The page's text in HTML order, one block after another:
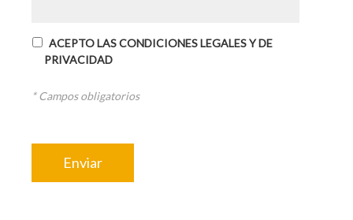
ACEPTO LAS CONDICIONES LEGALES Y DE
PRIVACIDAD
* Campos obligatorios